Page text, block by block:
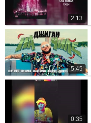
2:13
5:45
0:35